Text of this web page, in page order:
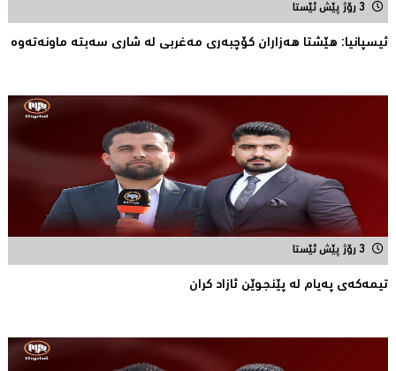
3 رۆژ پێش ئێستا
ئیسپانیا: هێشتا هه‌زاران كۆچبه‌ری مه‌غربی له‌ شاری سه‌بته‌ ماونه‌ته‌وه‌
3 رۆژ پێش ئێستا
تیمه‌كه‌ی په‌یام له‌ پێنجوێن ئازاد كران